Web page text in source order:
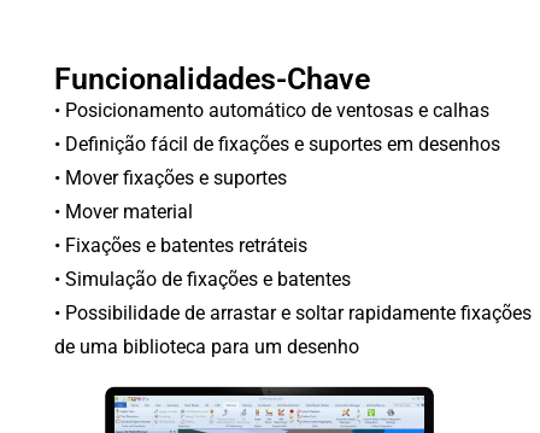
Funcionalidades-Chave
• Posicionamento automático de ventosas e calhas
• Definição fácil de fixações e suportes em desenhos
• Mover fixações e suportes
• Mover material
• Fixações e batentes retráteis
• Simulação de fixações e batentes
• Possibilidade de arrastar e soltar rapidamente fixações
de uma biblioteca para um desenho